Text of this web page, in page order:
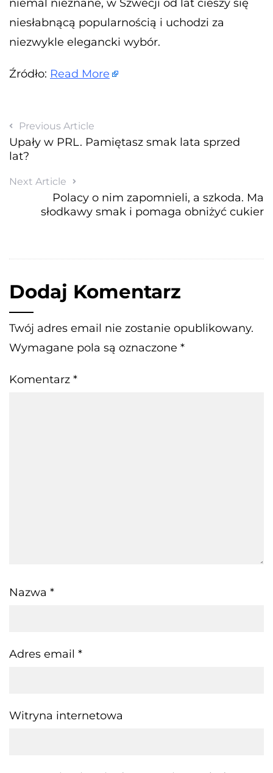
niemal nieznane, w Szwecji od lat cieszy się
niesłabnącą popularnością i uchodzi za
niezwykle elegancki wybór.
Źródło: Read More
Previous Article
Upały w PRL. Pamiętasz smak lata sprzed
lat?
Next Article
Polacy o nim zapomnieli, a szkoda. Ma
słodkawy smak i pomaga obniżyć cukier
Dodaj Komentarz
Twój adres email nie zostanie opublikowany.
Wymagane pola są oznaczone *
Komentarz *
Nazwa *
Adres email *
Witryna internetowa